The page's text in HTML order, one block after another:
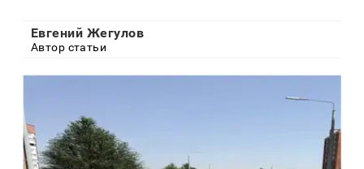
Евгений Жегулов
Автор статьи